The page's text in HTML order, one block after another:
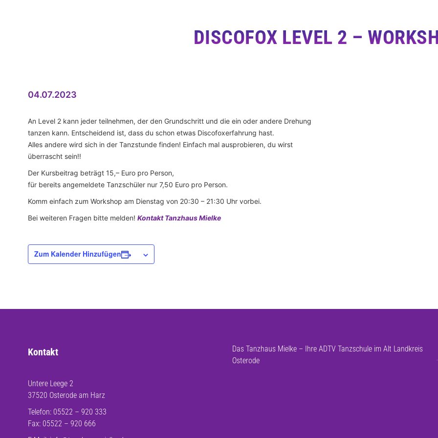
DISCOFOX LEVEL 2 –
04.07.2023
An Level 2 kann jeder teilnehmen, der den Grundschritt und die ein oder andere Drehung
tanzen kann. Entscheidend ist, dass du schon etwas Discofoxerfahrung hast.
Alles andere wird sich in der Tanzstunde finden! Einfach mal ausprobieren, du wirst
überrascht sein!!
Der Kursbeitrag beträgt 15,– Euro pro Person,
für bereits angemeldete Tanzschüler nur 7,50 Euro pro Person.
Komm einfach zum Workshop am Dienstag von 20:30 – 21:30 Uhr vorbei.
Bei weiteren Fragen bitte melden! Kontakt Tanzhaus Mielke
Zum Kalender Hinzufügen
Kontakt
Untere Leege 2
37520 Osterode am Harz
Telefon: 05522 – 920 333
Fax: 05522 – 920 666
Das Tanzhaus Mielke – Ihre ADTV Tanzschule im Alt Landkreis
Osterode